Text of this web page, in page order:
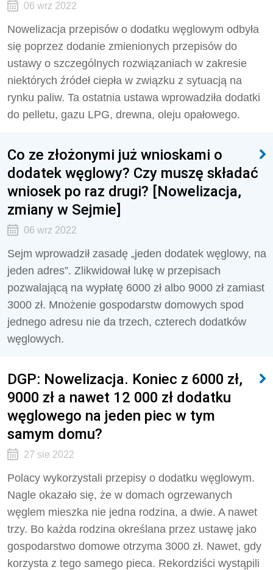
06 wrz 2022
Nowelizacja przepisów o dodatku węglowym odbyła
się poprzez dodanie zmienionych przepisów do
ustawy o szczególnych rozwiązaniach w zakresie
niektórych źródeł ciepła w związku z sytuacją na
rynku paliw. Ta ostatnia ustawa wprowadziła dodatki
do pelletu, gazu LPG, drewna, oleju opałowego.
Co ze złożonymi już wnioskami o
dodatek węglowy? Czy muszę składać
wniosek po raz drugi? [Nowelizacja,
zmiany w Sejmie]
06 wrz 2022
Sejm wprowadził zasadę „jeden dodatek węglowy, na
jeden adres”. Zlikwidował lukę w przepisach
pozwalającą na wypłatę 6000 zł albo 9000 zł zamiast
3000 zł. Mnożenie gospodarstw domowych spod
jednego adresu nie da trzech, czterech dodatków
węglowych.
DGP: Nowelizacja. Koniec z 6000 zł,
9000 zł a nawet 12 000 zł dodatku
węglowego na jeden piec w tym
samym domu?
27 sie 2022
Polacy wykorzystali przepisy o dodatku węglowym.
Nagle okazało się, że w domach ogrzewanych
węglem mieszka nie jedna rodzina, a dwie. A nawet
trzy. Bo każda rodzina określana przez ustawę jako
gospodarstwo domowe otrzyma 3000 zł. Nawet, gdy
korzysta z tego samego pieca. Rekordziści wystąpili